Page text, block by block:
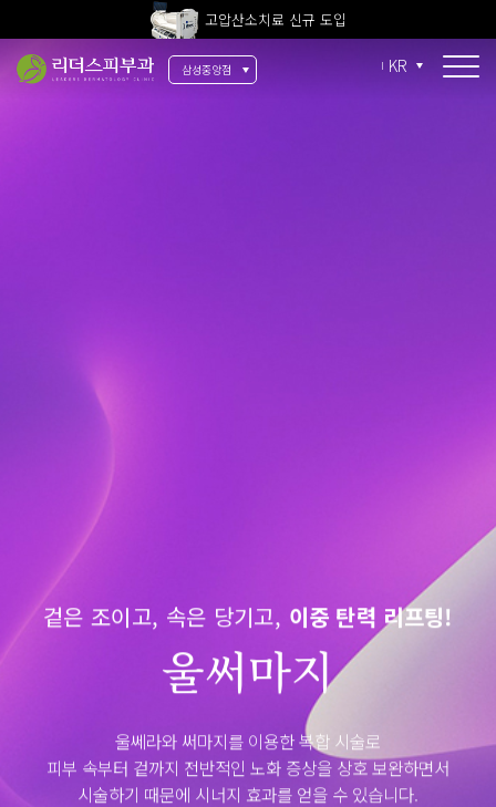
전 지점 피부과 전문의 진료
울쎄라피 프라임 신규 도입
삼성중앙점 KR
디자인 보톡스
겉은 조이고, 속은 당기고, 이중 탄력 리프팅!
울써마지
울쎄라와 써마지를 이용한 복합 시술로
피부 속부터 겉까지 전반적인 노화 증상을 상호 보완하면서
시술하기 때문에 시너지 효과를 얻을 수 있습니다.